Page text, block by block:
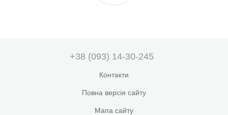
+38 (093) 14-30-245
Контакти
Повна версія сайту
Мапа сайту